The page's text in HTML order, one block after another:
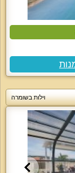
וילות בשומרה